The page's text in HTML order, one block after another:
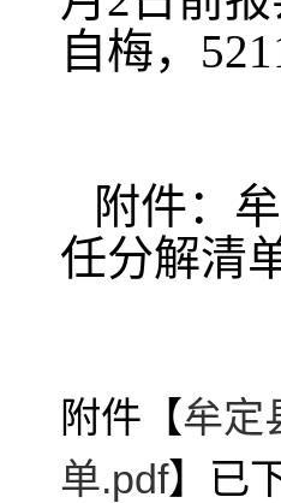
自梅，
附件：
任分解清
附件【牟定
单.pdf】已